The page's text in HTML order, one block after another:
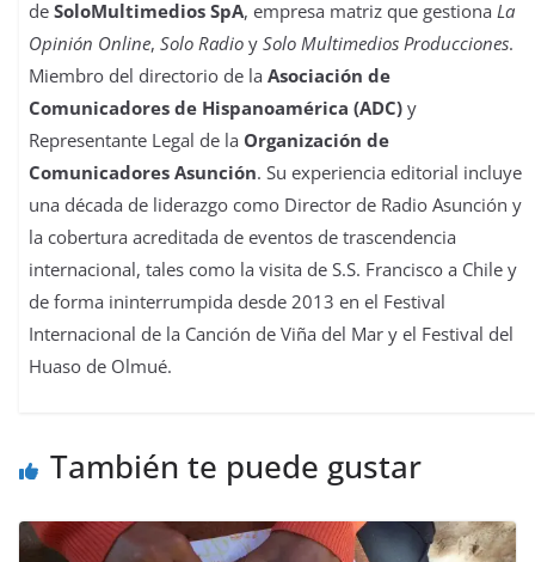
deSoloMultimedios SpA, empresa matriz que gestionaLa
Opinión Online,Solo Radio ySolo Multimedios Producciones.
Miembro del directorio de laAsociación de
Comunicadores de Hispanoamérica (ADC) y
Representante Legal de la Organización de
Comunicadores Asunción. Su experiencia editorial incluye
una década de liderazgo como Director de Radio Asunción y
la cobertura acreditada de eventos de trascendencia
internacional, tales como la visita de S.S. Francisco a Chile y
de forma ininterrumpida desde 2013 en el Festival
Internacional de la Canción de Viña del Mar y el Festival del
Huaso de Olmué.
También te puede gustar